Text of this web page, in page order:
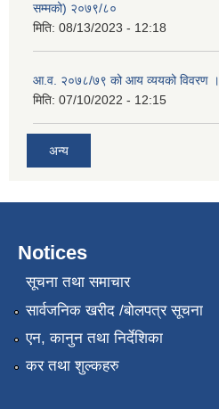
सम्मको) २०७९/८०
मिति: 08/13/2023 - 12:18
आ.व. २०७८/७९ को आय व्ययको विवरण ।
मिति: 07/10/2022 - 12:15
अन्य
Notices
सूचना तथा समाचार
सार्वजनिक खरीद /बोलपत्र सूचना
एन, कानुन तथा निर्देशिका
कर तथा शुल्कहरु